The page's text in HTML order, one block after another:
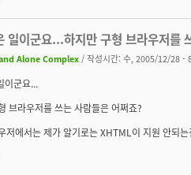
일이군요...하지만 구형 브라우저를
Alone Complex / 작성시간: 수, 2005/12/28 -
이군요...
브라우저를 쓰는 사람들은 어쩌죠?
저에서는 제가 알기로는 XHTML이 지원 안되